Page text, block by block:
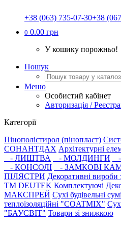
+38 (063) 735-07-30+38
0 0.00 грн
У кошику порожньо!
Пошук
Меню
Особистий кабінет
Авторизація /
Категорії
Пінополістирол (пінопласт)
СОНАНТДАХ Архітектурні
- ЛИШТВА
- МОЛДИНГИ
- КОНСОЛІ
- ЗАМКОВІ
ПІЛЯСТРИ Декоративні вироби
ТМ DEUTEK Комплектуючі
МАКСПРЕЙ Сухі будівельні
теплоізоляційні "COATMIX"
"БАУСВІТ" Товари зі знижкою